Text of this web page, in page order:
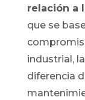
relación a
que se
industrial,
diferencia